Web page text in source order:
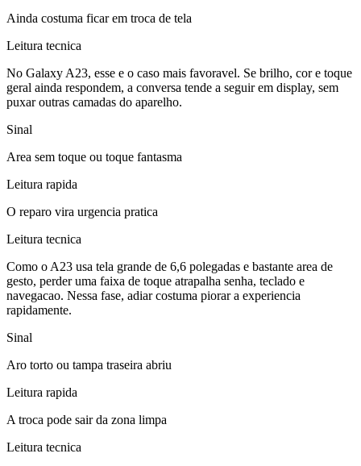
Ainda costuma ficar em troca de tela
Leitura tecnica
No Galaxy A23, esse e o caso mais favoravel. Se brilho, cor e toque
geral ainda respondem, a conversa tende a seguir em display, sem
puxar outras camadas do aparelho.
Sinal
Area sem toque ou toque fantasma
Leitura rapida
O reparo vira urgencia pratica
Leitura tecnica
Como o A23 usa tela grande de 6,6 polegadas e bastante area de
gesto, perder uma faixa de toque atrapalha senha, teclado e
navegacao. Nessa fase, adiar costuma piorar a experiencia
rapidamente.
Sinal
Aro torto ou tampa traseira abriu
Leitura rapida
A troca pode sair da zona limpa
Leitura tecnica